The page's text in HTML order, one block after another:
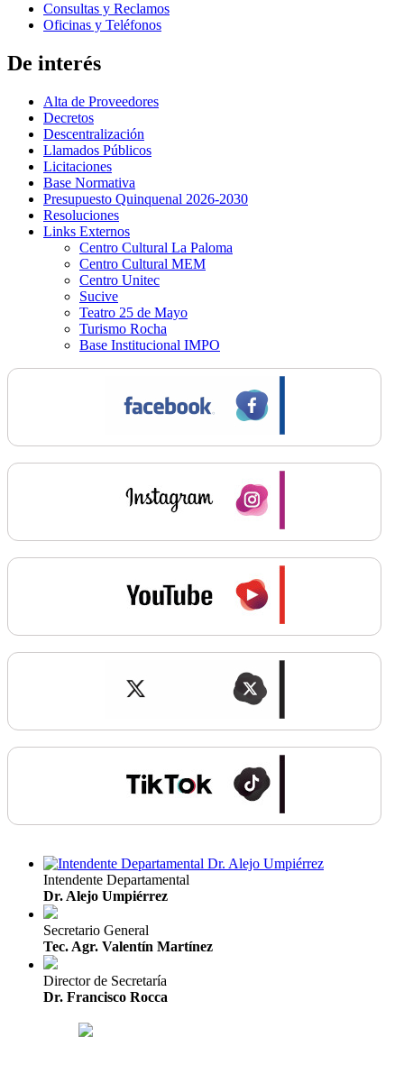
Consultas y Reclamos
Oficinas y Teléfonos
De interés
Alta de Proveedores
Decretos
Descentralización
Llamados Públicos
Licitaciones
Base Normativa
Presupuesto Quinquenal 2026-2030
Resoluciones
Links Externos
Centro Cultural La Paloma
Centro Cultural MEM
Centro Unitec
Sucive
Teatro 25 de Mayo
Turismo Rocha
Base Institucional IMPO
Intendente Departamental
Dr. Alejo Umpiérrez
Secretario General
Tec. Agr. Valentín Martínez
Director de Secretaría
Dr. Francisco Rocca